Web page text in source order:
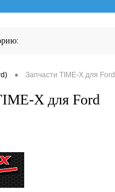
• Запчасти TIME-X для Ford
X для Ford